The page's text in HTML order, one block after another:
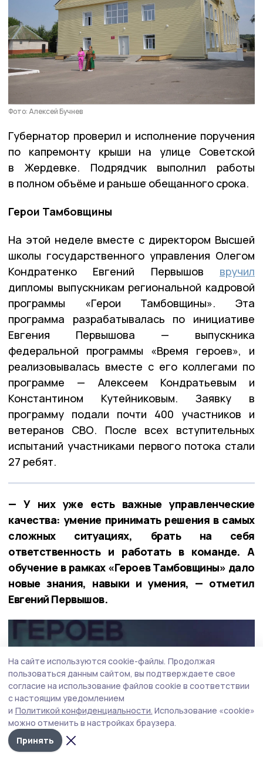
Фото: Алексей Бучнев
Губернатор проверил и исполнение поручения
по капремонту крыши на улице Советской
в Жердевке. Подрядчик выполнил работы
в полном объёме и раньше обещанного срока.
Герои Тамбовщины
На этой неделе вместе с директором Высшей
школы государственного управления Олегом
Кондратенко Евгений Первышов вручил
дипломы выпускникам региональной кадровой
программы «Герои Тамбовщины». Эта
программа разрабатывалась по инициативе
Евгения Первышова — выпускника
федеральной программы «Время героев», и
реализовывалась вместе с его коллегами по
программе — Алексеем Кондратьевым и
Константином Кутейниковым. Заявку в
программу подали почти 400 участников и
ветеранов СВО. После всех вступительных
испытаний участниками первого потока стали
27 ребят.
— У них уже есть важные управленческие
качества: умение принимать решения в самых
сложных ситуациях, брать на себя
ответственность и работать в команде. А
обучение в рамках «Героев Тамбовщины» дало
новые знания, навыки и умения, — отметил
Евгений Первышов.
На сайте используются cookie-файлы. Продолжая
пользоваться данным сайтом, вы подтверждаете свое
согласие на использование файлов cookie в соответствии
с настоящим уведомлением
и Политикой конфиденциальности. Использование «cookie»
можно отменить в настройках браузера.
Принять